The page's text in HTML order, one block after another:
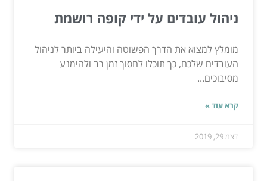
ניהול עובדים על ידי קופה רושמת
מומלץ למצוא את הדרך הפשוטה והיעילה ביותר לניהול
העובדים שלכם, כך תוכלו לחסוך זמן רב ולהימנע
מסיבוכים...
קרא עוד »
דצמ 29, 2019